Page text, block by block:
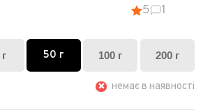
5 1
50 г 100 г 200 г
немає в наявності